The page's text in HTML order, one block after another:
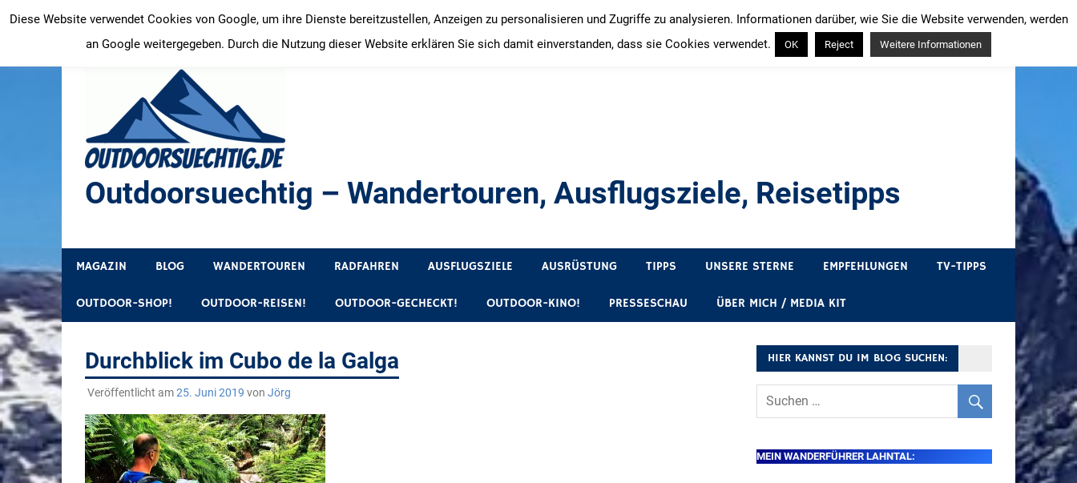
Inhalt
springen
Outdoorsuechtig – Wandertouren, Ausflugsziele, Reisetipps
MAGAZIN BLOG WANDERTOUREN RADFAHREN AUSFLUGSZIELE AUSRÜSTUNG TIPPS UNSERE STERNE EMPFEHLUNGEN TV-TIPPS
OUTDOOR-SHOP! OUTDOOR-REISEN! OUTDOOR-GECHECKT! OUTDOOR-KINO! PRESSESCHAU ÜBER MICH / MEDIA KIT
Durchblick im Cubo de la Galga
Veröffentlicht am25. Juni 2019 von Jörg
HIER KANNST DU IM BLOG SUCHEN:
MEIN WANDERFÜHRER LAHNTAL:
Diese Website verwendet Cookies von Google, um ihre Dienste bereitzustellen, Anzeigen zu personalisieren und Zugriffe zu analysieren. Informationen darüber, wie Sie die Website verwenden, werden
an Google weitergegeben. Durch die Nutzung dieser Website erklären Sie sich damit einverstanden, dass sie Cookies verwendet.
OK Reject Weitere Informationen